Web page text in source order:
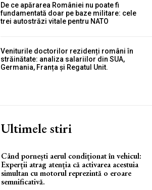
De ce apărarea României nu poate fi
fundamentată doar pe baze militare: cele
trei autostrăzi vitale pentru NATO
Veniturile doctorilor rezidenți români în
străinătate: analiza salariilor din SUA,
Germania, Franța și Regatul Unit.
Ultimele stiri
Când pornești aerul condiționat în vehicul:
Experții atrag atenția că activarea acestuia
simultan cu motorul reprezintă o eroare
semnificativă.